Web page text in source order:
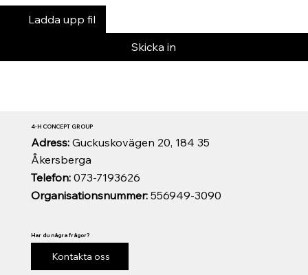
Ladda upp fil
Skicka in
Organisationsnummer:556949-3090
Telefon:073-7193626
Adress: Guckuskovägen 20, 184 35
Åkersberga
4-H CONCEPT GROUP
Har du några frågor?
Kontakta oss